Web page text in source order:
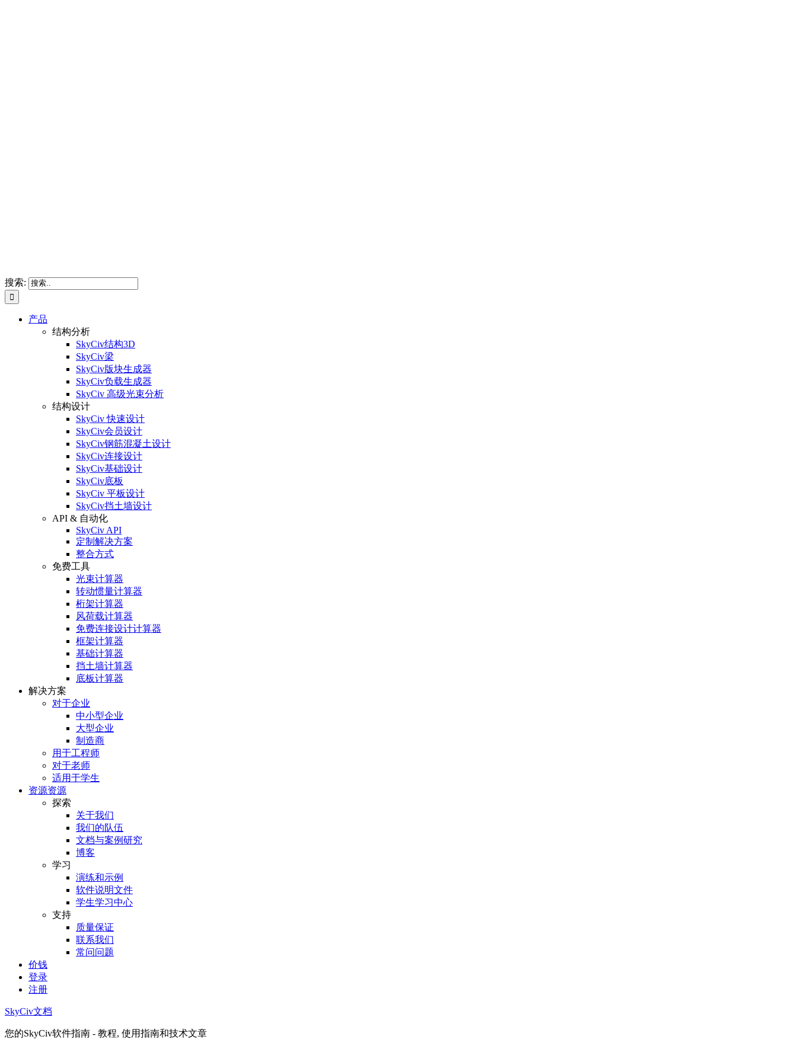
搜索:
产品
结构分析
SkyCiv结构3D
SkyCiv梁
SkyCiv版块生成器
SkyCiv负载生成器
SkyCiv 高级光束分析
结构设计
SkyCiv 快速设计
SkyCiv会员设计
SkyCiv钢筋混凝土设计
SkyCiv连接设计
SkyCiv基础设计
SkyCiv底板
SkyCiv 平板设计
SkyCiv挡土墙设计
API & 自动化
SkyCiv API
定制解决方案
整合方式
免费工具
光束计算器
转动惯量计算器
桁架计算器
风荷载计算器
免费连接设计计算器
框架计算器
基础计算器
挡土墙计算器
底板计算器
解决方案
对于企业
中小型企业
大型企业
制造商
用于工程师
对于老师
适用于学生
资源资源
探索
关于我们
我们的队伍
文档与案例研究
博客
学习
演练和示例
软件说明文件
学生学习中心
支持
质量保证
联系我们
常问问题
价钱
登录
注册
SkyCiv文档
您的SkyCiv软件指南 - 教程, 使用指南和技术文章